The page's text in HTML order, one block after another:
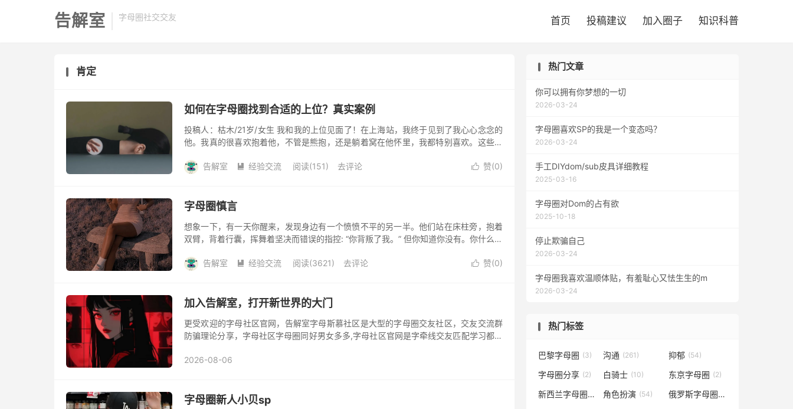
告解室 字母圈社交交友 首页 投稿建议 加入圈子 知识科普
肯定
如何在字母圈找到合适的上位？真实案例
投稿人：枯木/21岁/女生 我和我的上位见面了！在上海站，我终于见到了我心心念念的
他。我真的很喜欢抱着他，不管是熊抱，还是躺着窝在他怀里，我都特别喜欢。这些，
事情我...
 赞(0)
告解室  经验交流 阅读(151) 去评论
字母圈慎言
想象一下，有一天你醒来，发现身边有一个愤愤不平的另一半。他们站在床柱旁，抱着
双臂，背着行囊，挥舞着坚决而错误的指控: “你背叛了我。” 但你知道你没有。你什么时
太忙...
 赞(0)
告解室  经验交流 阅读(3621) 去评论
加入告解室，打开新世界的大门
更受欢迎的字母社区官网，告解室字母斯慕社区是大型的字母圈交友社区，交友交流群
防骗理论分享，字母社区字母圈同好男女多多,字母社区官网是字牵线交友匹配学习都可
2026-08-06
字母圈新人小贝sp
热门文章
你可以拥有你梦想的一切
2026-03-24
字母圈喜欢SP的我是一个变态吗？
2026-03-24
手工DIYdom/sub皮具详细教程
2025-03-16
字母圈对Dom的占有欲
2025-10-18
停止欺骗自己
2026-03-24
字母圈我喜欢温顺体贴，有羞耻心又怯生生的m
2026-03-24
热门标签
巴黎字母圈 (3) 沟通 (261) 抑郁 (54)
字母圈分享 (2) 白骑士 (10) 东京字母圈 (2)
新西兰字母圈
(1) 角色扮演 (54) 俄罗斯字母圈
(1)